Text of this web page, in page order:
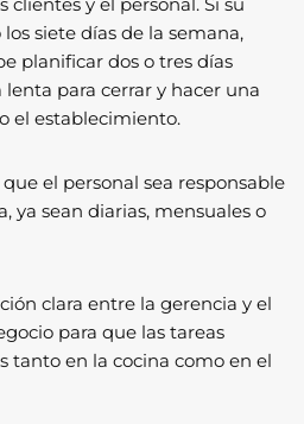
siete días de la semana,
planificar dos o tres días
para cerrar y hacer una
el establecimiento.
el personal sea responsable
ya sean diarias, mensuales o
clara entre la gerencia y el
para que las tareas
tanto en la cocina como en el